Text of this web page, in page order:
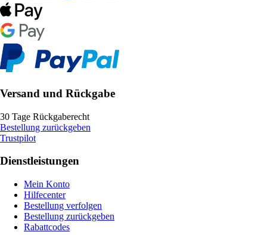
Versand und Rückgabe
30 Tage Rückgaberecht
Bestellung zurückgeben
Trustpilot
Dienstleistungen
Mein Konto
Hilfecenter
Bestellung verfolgen
Bestellung zurückgeben
Rabattcodes